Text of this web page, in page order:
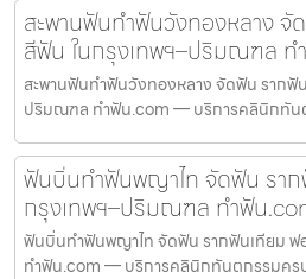
สะพานฟันทำฟันวังทองหลาง
สีฟัน ในกรุงเทพฯ–ปริมณฑล ท
สะพานฟันทำฟันวังทองหลาง จัดฟัน รากฟั
ปริมณฑล ทำฟัน.com — บริการคลินิกทัน
ฟันบิ่นทำฟันพญาไท จัดฟัน รา
กรุงเทพฯ–ปริมณฑล ทำฟัน
ฟันบิ่นทำฟันพญาไท จัดฟัน รากฟันเทียม
ทำฟัน.com — บริการคลินิกทันตกรรมคร